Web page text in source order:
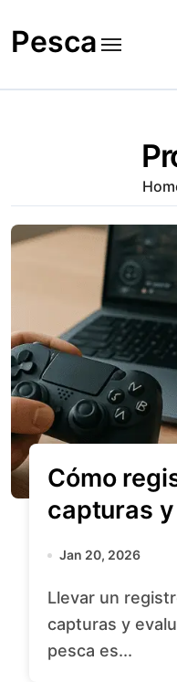
to
content
Pesca
Cómo
capturas
Jan 20, 2026
Llevar un registro detallado de tus
capturas y
pesca es...